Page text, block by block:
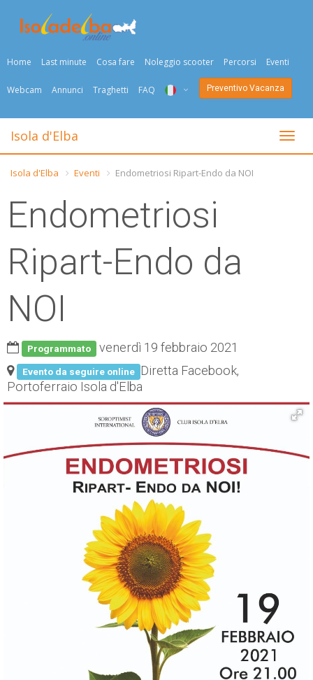
Home Last minute Cosa fare Noleggio scooter Percorsi Eventi
Webcam Annunci Traghetti FAQ
ENG
NED
PYC
Preventivo Vacanza
Togli
Isola d'Elba
Isola d'Elba Eventi Endometriosi Ripart-Endo da NOI
Endometriosi
Ripart-Endo da
NOI
Programmato venerdì 19 febbraio 2021
Evento da seguire online
Diretta Facebook,
Portoferraio Isola d'Elba